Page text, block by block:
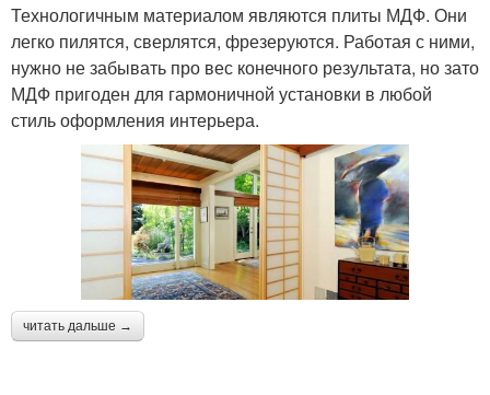
Технологичным материалом являются плиты МДФ. Они
легко пилятся, сверлятся, фрезеруются. Работая с ними,
нужно не забывать про вес конечного результата, но зато
МДФ пригоден для гармоничной установки в любой
стиль оформления интерьера.
читать дальше →